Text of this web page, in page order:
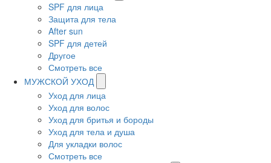
SPF для лица
Защита для тела
After sun
SPF для детей
Другое
Смотреть все
МУЖСКОЙ УХОД
Уход для лица
Уход для волос
Уход для бритья и бороды
Уход для тела и душа
Для укладки волос
Смотреть все